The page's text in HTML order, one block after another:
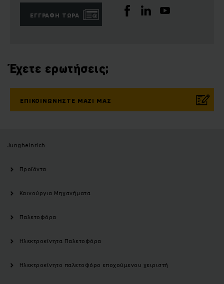
ΕΓΓΡΑΦΉ ΤΏΡΑ
Έχετε ερωτήσεις;
ΕΠΙΚΟΙΝΩΝΉΣΤΕ ΜΑΖΊ ΜΑΣ
Jungheinrich
Προϊόντα
Καινούργια Μηχανήματα
Παλετοφόρα
Ηλεκτροκίνητα Παλετοφόρα
Ηλεκτροκίνητο παλετοφόρο εποχούμενου χειριστή